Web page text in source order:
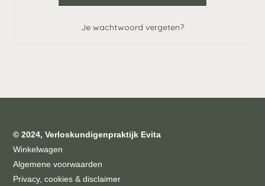
Je wachtwoord vergeten?
© 2024, Verloskundigenpraktijk Evita
Winkelwagen
Algemene voorwaarden
Privacy, cookies & disclaimer